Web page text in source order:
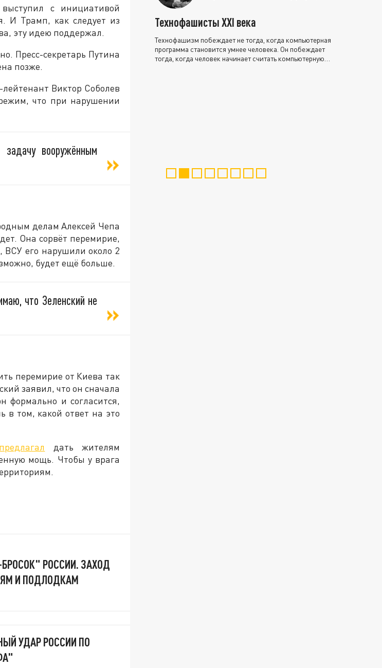
с инициативой
И Трамп, как следует из
эту идею поддержал.
Пресс-секретарь Путина
позже.
Виктор Соболев
что при нарушении
задачу вооружённым
делам Алексей Чепа
Она сорвёт перемирие,
его нарушили около 2
будет ещё больше.
что Зеленский не
перемирие от Киева так
заявил, что он сначала
формально и согласится,
том, какой ответ на это
предлагал
дать жителям
мощь. Чтобы у врага
РОССИИ. ЗАХОД
И ПОДЛОДКАМ
УДАР РОССИИ ПО
Технофашисты XXI века
Технофашизм побеждает не тогда, когда компьютерная
программа становится умнее человека. Он побеждает
тогда, когда человек начинает считать компьютерную